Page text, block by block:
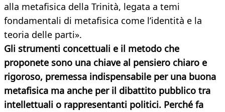
alla metafisica della Trinità, legata a temi
fondamentali di metafisica come l’identità e la
teoria delle parti».
Gli strumenti concettuali e il metodo che
proponete sono una chiave al pensiero chiaro e
rigoroso, premessa indispensabile per una buona
metafisica ma anche per il dibattito pubblico tra
intellettuali o rappresentanti politici. Perché fa